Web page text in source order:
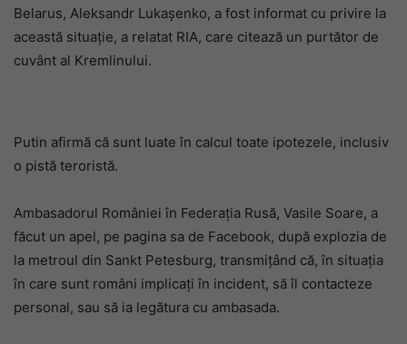
Belarus, Aleksandr Lukașenko, a fost informat cu privire la
această situație, a relatat RIA, care citează un purtător de
cuvânt al Kremlinului.
Putin afirmă că sunt luate în calcul toate ipotezele, inclusiv
o pistă teroristă.
Ambasadorul României în Federaţia Rusă, Vasile Soare, a
făcut un apel, pe pagina sa de Facebook, după explozia de
la metroul din Sankt Petesburg, transmiţând că, în situaţia
în care sunt români implicaţi în incident, să îl contacteze
personal, sau să ia legătura cu ambasada.